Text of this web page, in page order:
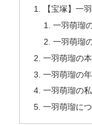
【宝塚】一
一羽萌瑠
一羽萌瑠
一羽萌瑠の
一羽萌瑠の
一羽萌瑠の
一羽萌瑠に